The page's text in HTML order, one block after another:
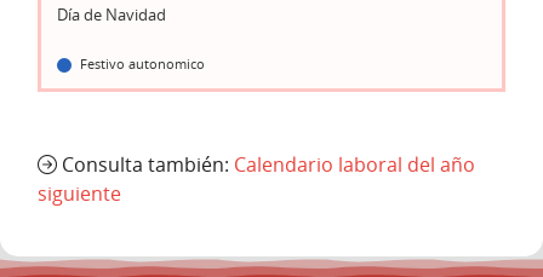
Día de Navidad
Festivo autonomico
Consulta también: Calendario laboral del año
siguiente